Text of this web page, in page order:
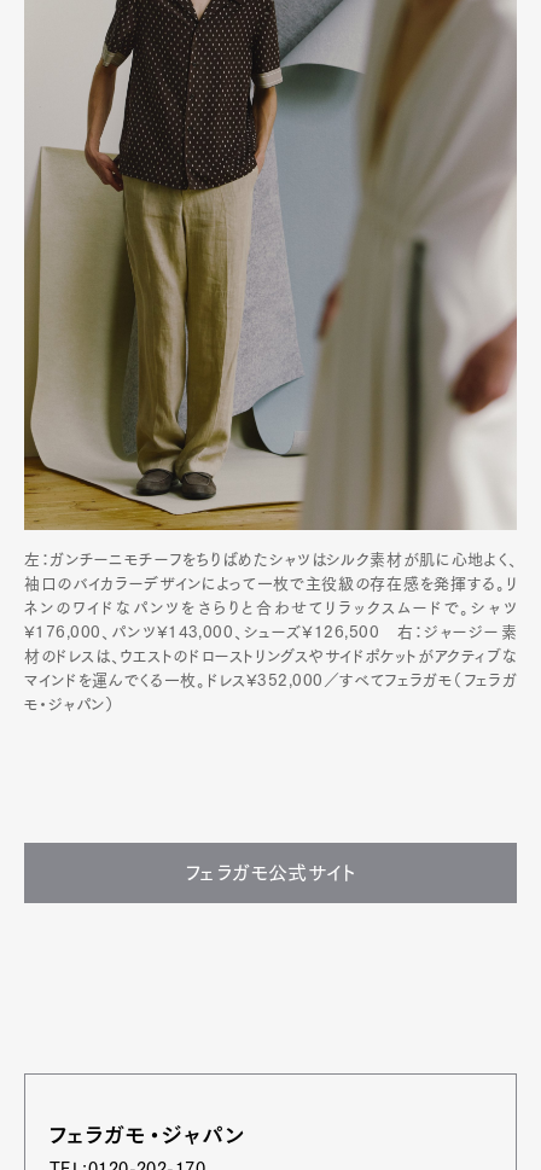
左：ガンチーニモチーフをちりばめたシャツはシルク素材が肌に心地よく、
袖口のバイカラーデザインによって一枚で主役級の存在感を発揮する。リ
ネンのワイドなパンツをさらりと合わせてリラックスムードで。シャツ
¥176,000、パンツ¥143,000、シューズ¥126,500 右：ジャージー素
材のドレスは、ウエストのドローストリングスやサイドポケットがアクティブな
マインドを運んでくる一枚。ドレス¥352,000／すべてフェラガモ（フェラガ
モ・ジャパン）
フェラガモ公式サイト
フェラガモ・ジャパン